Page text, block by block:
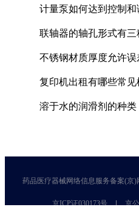
计量泵如何达到控制
联轴器的轴孔形式有
不锈钢材质厚度允许误
复印机出租有哪些常见
溶于水的润滑剂的种类
药品医疗器械网络信息服务备案(京)
京ICP证030173号 京